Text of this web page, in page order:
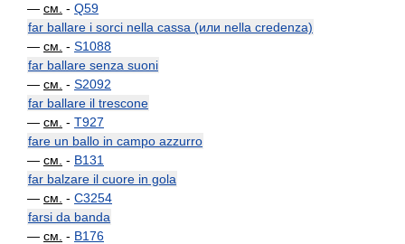
— см. - Q59
far ballare i sorci nella cassa (или nella credenza)
— см. - S1088
far ballare senza suoni
— см. - S2092
far ballare il trescone
— см. - T927
fare un ballo in campo azzurro
— см. - B131
far balzare il cuore in gola
— см. - C3254
farsi da banda
— см. - B176